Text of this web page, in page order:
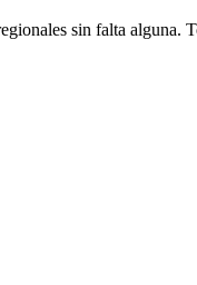
sin falta